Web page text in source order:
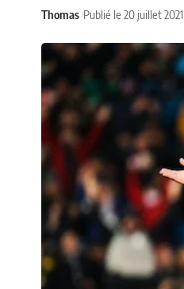
Thomas Publié le 20 juillet 2021